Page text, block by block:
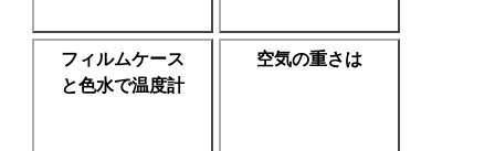
フィルムケース
と色水で温度計
空気の重さは